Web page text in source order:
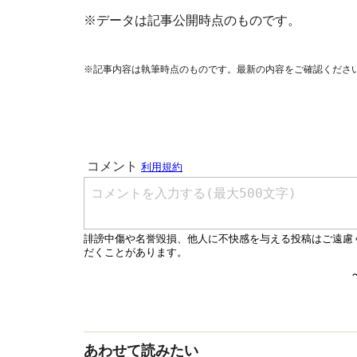
※データは記事公開時点のものです。
※記事内容は執筆時点のものです。最新の内容をご確認くださ
あわせて読みたい